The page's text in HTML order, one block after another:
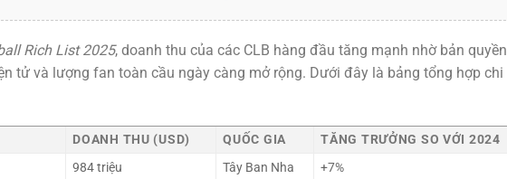
Rich List 2025, doanh thu của các CLB hàng đầu tăng mạnh nhờ bản quyền
tử và lượng fan toàn cầu ngày càng mở rộng. Dưới đây là bảng tổng hợp chi
DOANH THU (USD) QUỐC GIA
TĂNG TRƯỞNG SO VỚI 2024
984 triệu Tây Ban Nha
+7%